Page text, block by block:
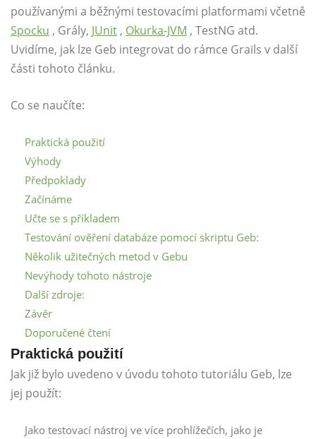
používanými a běžnými testovacími platformami včetně
Spocku , Grály, JUnit , Okurka-JVM , TestNG atd.
Uvidíme, jak lze Geb integrovat do rámce Grails v další
části tohoto článku.
Co se naučíte:
Praktická použití
Výhody
Předpoklady
Začínáme
Učte se s příkladem
Testování ověření databáze pomocí skriptu Geb:
Několik užitečných metod v Gebu
Nevýhody tohoto nástroje
Další zdroje:
Závěr
Doporučené čtení
Praktická použití
Jak již bylo uvedeno v úvodu tohoto tutoriálu Geb, lze
jej použít:
Jako testovací nástroj ve více prohlížečích, jako je